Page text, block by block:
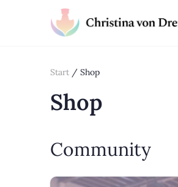
Start / Shop
Shop
Community